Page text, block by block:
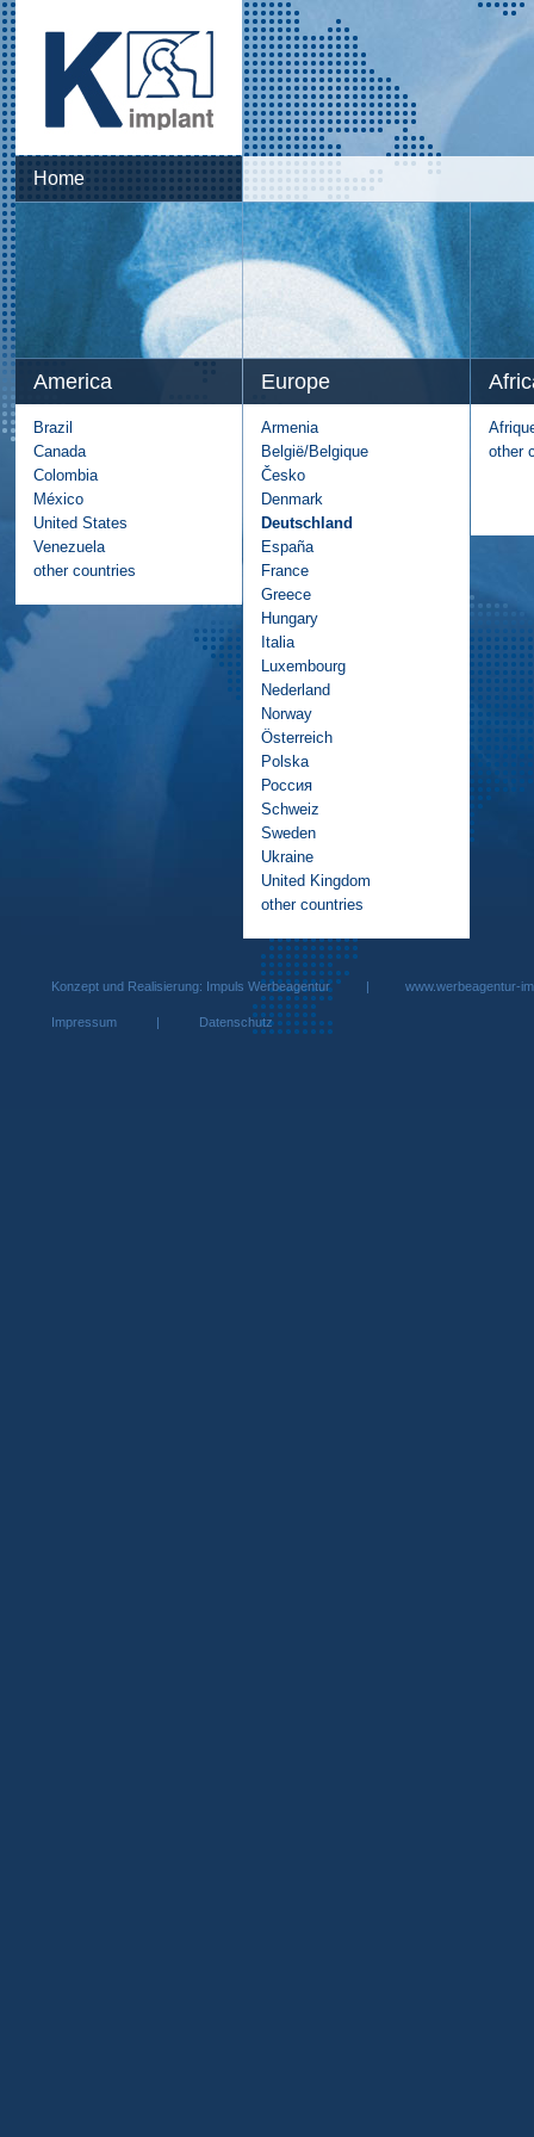
Home
America
Brazil
Canada
Colombia
México
United States
Venezuela
other countries
Europe
Armenia
België/Belgique
Česko
Denmark
Deutschland
España
France
Greece
Hungary
Italia
Luxembourg
Nederland
Norway
Österreich
Polska
Россия
Schweiz
Sweden
Ukraine
United Kingdom
other countries
other
Konzept und Realisierung: Impuls Werbeagentur | www.werbeagentur-
Impressum| Datenschutz